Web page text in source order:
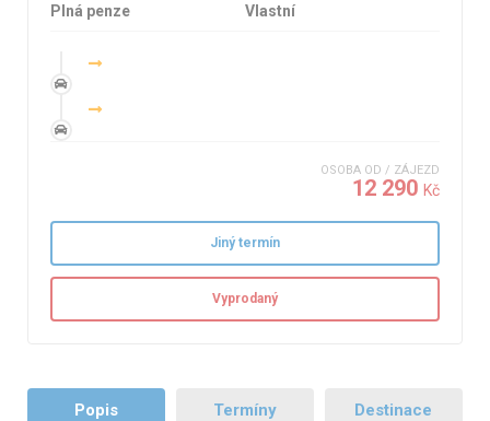
Plná penze Vlastní
OSOBA OD / ZÁJEZD
12 290 Kč
Jiný termín
Vyprodaný
Popis Termíny Destinace